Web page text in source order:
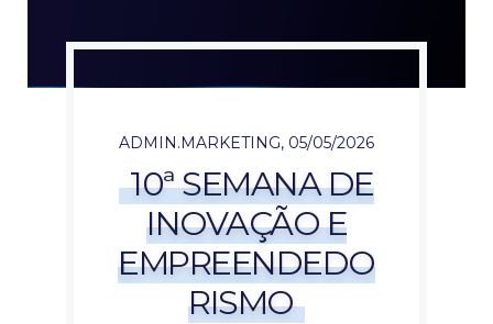
ADMIN.MARKETING, 05/05/2026
10ª SEMANA DE
INOVAÇÃO E
EMPREENDEDO
RISMO